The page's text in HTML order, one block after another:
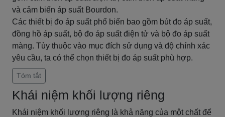
và cảm biến áp suất Bourdon.
Các thiết bị đo áp suất phổ biến bao gồm bút đo áp suất,
đồng hồ áp suất, bộ đo áp suất điện tử và bộ đo áp suất
màng. Tùy thuộc vào mục đích sử dụng và độ chính xác
yêu cầu, ta có thể chọn thiết bị đo áp suất phù hợp.
Tóm tắt
Khái niệm khối lượng riêng
Khái niệm khối lượng riêng là khả năng của một chất để